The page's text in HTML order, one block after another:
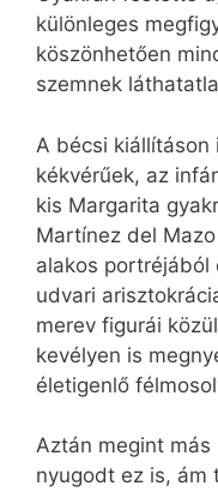
különleges
köszönhetően
szemnek
A bécsi kiállításon
kékvérűek, az
kis Margarita
Martínez del
alakos portréjából
udvari
merev figurái
kevélyen is
életigenlő
Aztán megint
nyugodt ez is, ám